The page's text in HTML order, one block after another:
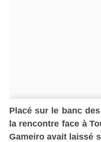
Placé sur le banc
la rencontre face à
Gameiro avait laissé